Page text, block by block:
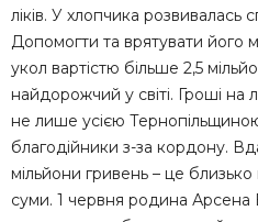
ліків. У хлопчика розвивалась
Допомогти та врятувати його
укол вартістю більше 2,5
найдорожчий у світі. Гроші на
не лише усією
благодійники з-за кордону.
мільйони гривень – це
суми. 1 червня родина Арсена